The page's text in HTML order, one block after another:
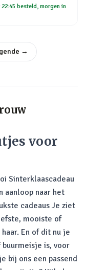
22:45 besteld, morgen in
→
voor
Sinterklaascadeau
aanloop naar het
cadeaus Je ziet
mooiste of
En of dit nu je
is, voor
bij ons een passend